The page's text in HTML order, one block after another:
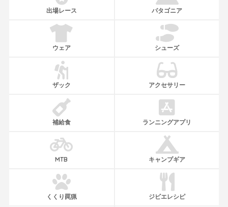
出場レース パタゴニア
ウェア シューズ
ザック アクセサリー
補給食 ランニングアプリ
MTB キャンプギア
くくり罠猟 ジビエレシピ